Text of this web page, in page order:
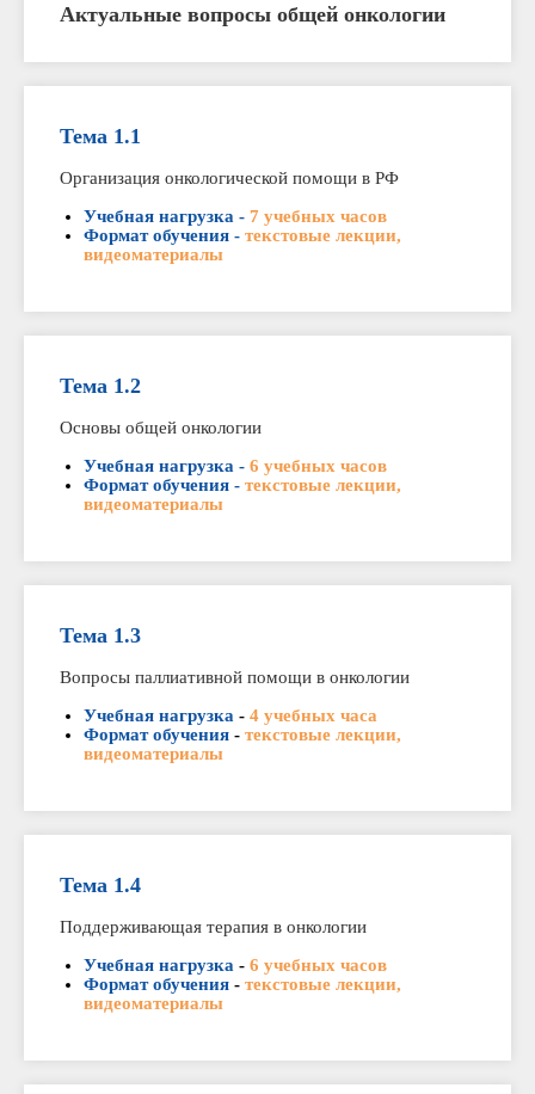
Актуальные вопросы общей онкологии
Тема 1.1
Организация онкологической помощи в РФ
Учебная нагрузка - 7 учебных часов
Формат обучения - текстовые лекции,
видеоматериалы
Тема 1.2
Основы общей онкологии
Учебная нагрузка - 6 учебных часов
Формат обучения - текстовые лекции,
видеоматериалы
Тема 1.3
Вопросы паллиативной помощи в онкологии
Учебная нагрузка - 4 учебных часа
Формат обучения - текстовые лекции,
видеоматериалы
Тема 1.4
Поддерживающая терапия в онкологии
Учебная нагрузка - 6 учебных часов
Формат обучения - текстовые лекции,
видеоматериалы